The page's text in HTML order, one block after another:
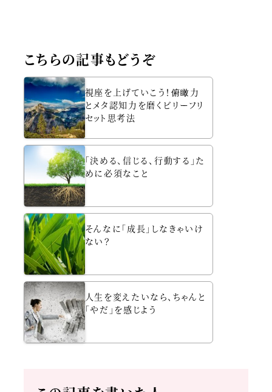
こちらの記事もどうぞ
視座を上げていこう！俯瞰力
とメタ認知力を磨くビリーフリ
セット思考法
「決める、信じる、行動する」た
めに必須なこと
そんなに「成長」しなきゃいけ
ない？
人生を変えたいなら、ちゃんと
「やだ」を感じよう